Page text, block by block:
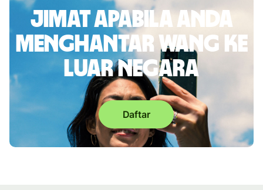
Jimat apabila anda
menghantar wang ke
luar negara
Daftar